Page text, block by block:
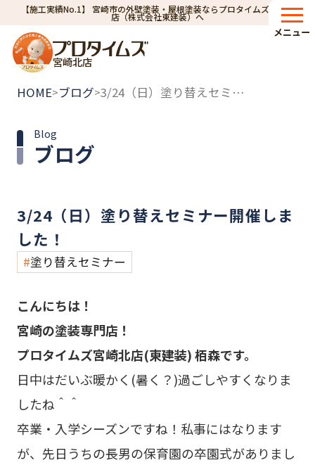
【施工実績No.1】 宮崎市の外壁塗装・屋根塗装ならプロタイムズ宮崎北
店（株式会社東建装）へ
宮崎北店
メニュー
HOME>ブログ> 3/24（日）塗り替えセミナー開催しました！
ブログ
Blog
3/24（日）塗り替えセミナー開催しま
した！
塗り替えセミナー
こんにちは！
宮崎の塗装専門店！
プロタイムズ宮崎北店(東建装) 栢森です。
日中はだいぶ暖かく(暑く？)過ごしやすくなりま
したね＾＾
卒業・入学シーズンですね！私事にはなります
が、先日うちの長男の保育園の卒園式がありまし